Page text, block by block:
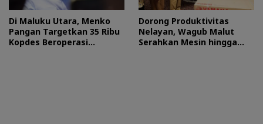
Di Maluku Utara, Menko
Pangan Targetkan 35 Ribu
Kopdes Beroperasi
Dorong Produktivitas
Nelayan, Wagub Malut
Serahkan Mesin hingga